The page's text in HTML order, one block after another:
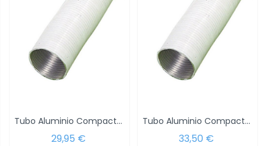
Tubo Aluminio Compacto Blanco Ø 125 mm. /...
29,95 €
Tubo Aluminio Compacto Blanco Ø 150 mm. /...
33,50 €